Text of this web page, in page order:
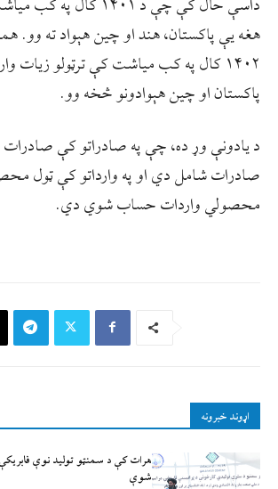
۱۴۰۲ کال په کب میاشت کې ترټولو زیات
پاکستان او چین هېوادونو څخه وو.
د یادونې وړ ده، چې په صادراتو کې صادرات
صادرات شامل دي او په وارداتو کې ټول
محصولي واردات حساب شوي دي.
اړوند خبرونه
هرات کې د سمنټو تولید نوې
شوې